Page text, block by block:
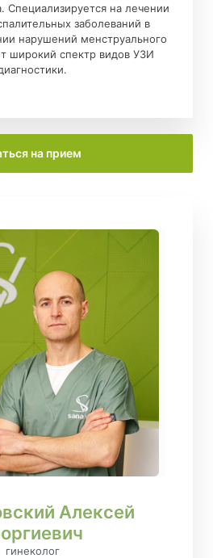
Специализируется на лечении
заболеваний в
нарушений менструального
широкий спектр видов УЗИ
на прием
Алексей
гинеколог